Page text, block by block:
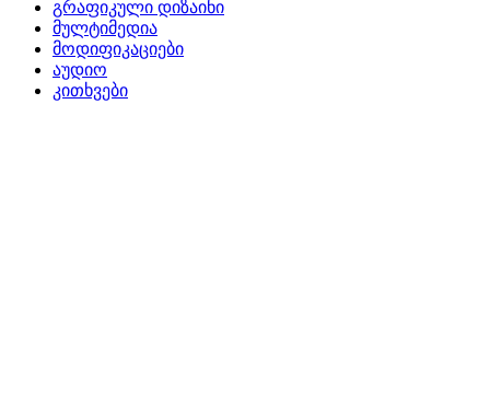
გრაფიკული დიზაინი
მულტიმედია
მოდიფიკაციები
აუდიო
კითხვები